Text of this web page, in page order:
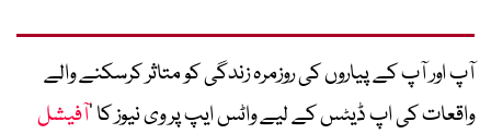
آپ اور آپ کے پیاروں کی روزمرہ زندگی کو متاثر کرسکنے والے
واقعات کی اپ ڈیٹس کے لیے واٹس ایپ پر وی نیوز کا ’آفیشل